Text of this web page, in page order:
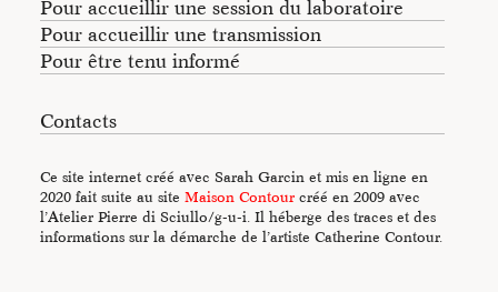
Pour accueillir une session du laboratoire
Pour accueillir une transmission
Pour être tenu informé
Contacts
Ce site internet créé avec Sarah Garcin et mis en ligne en
2020 fait suite au site Maison Contour créé en 2009 avec
l’Atelier Pierre di Sciullo/g-u-i. Il héberge des traces et des
informations sur la démarche de l’artiste Catherine Contour.